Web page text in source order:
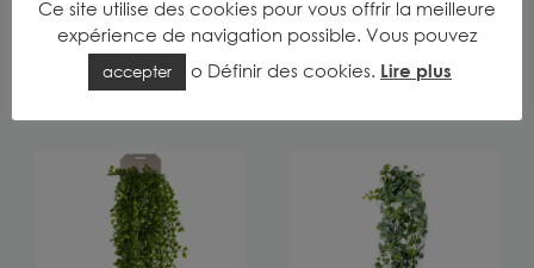
CHUTE
D’ASPARAGUS
SPRENGERI
CHUTE D’JASMIN
Ce site utilise des cookies pour vous offrir la meilleure
expérience de navigation possible. Vous pouvez
accepter o Définir des cookies. Lire plus